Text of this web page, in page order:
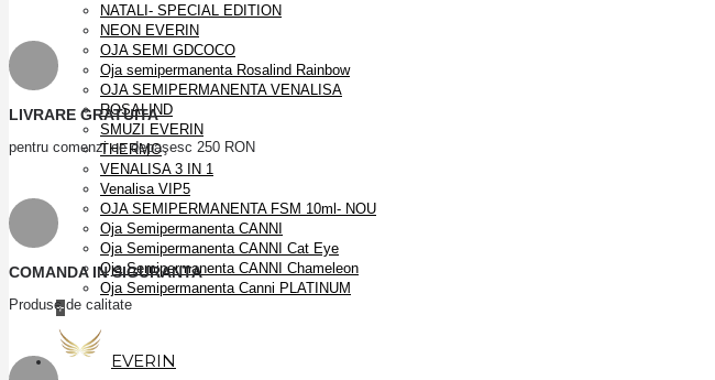
NATALI- SPECIAL EDITION
NEON EVERIN
OJA SEMI GDCOCO
Oja semipermanenta Rosalind Rainbow
OJA SEMIPERMANENTA VENALISA
ROSALIND
SMUZI EVERIN
THERMO
VENALISA 3 IN 1
Venalisa VIP5
OJA SEMIPERMANENTA FSM 10ml- NOU
Oja Semipermanenta CANNI
Oja Semipermanenta CANNI Cat Eye
Oja Semipermanenta CANNI Chameleon
Oja Semipermanenta Canni PLATINUM
+
EVERIN
LIVRARE GRATUITA
pentru comenzi ce depaşesc 250 RON
COMANDA IN SIGURANTA
Produse de calitate